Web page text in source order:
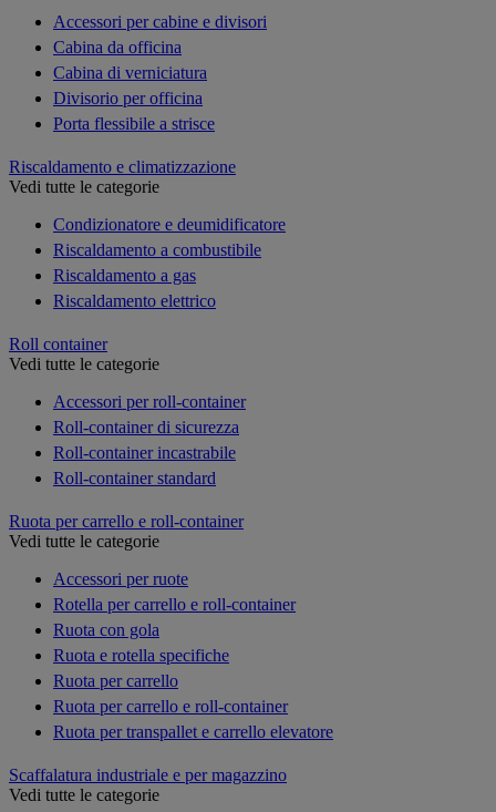
Accessori per cabine e divisori
Cabina da officina
Cabina di verniciatura
Divisorio per officina
Porta flessibile a strisce
Riscaldamento e climatizzazione
Vedi tutte le categorie
Condizionatore e deumidificatore
Riscaldamento a combustibile
Riscaldamento a gas
Riscaldamento elettrico
Roll container
Vedi tutte le categorie
Accessori per roll-container
Roll-container di sicurezza
Roll-container incastrabile
Roll-container standard
Ruota per carrello e roll-container
Vedi tutte le categorie
Accessori per ruote
Rotella per carrello e roll-container
Ruota con gola
Ruota e rotella specifiche
Ruota per carrello
Ruota per carrello e roll-container
Ruota per transpallet e carrello elevatore
Scaffalatura industriale e per magazzino
Vedi tutte le categorie